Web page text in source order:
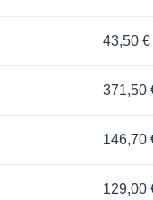
43,50 €
371,50
146,70
129,00